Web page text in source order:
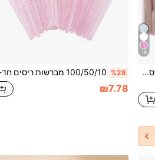
19
סט קפה 60/30/12/6/3/1 יחידות, מסמר גבות, סכין גילוח מקלפת, מסמר הסרת שיער גוף וסט פנים, כלי עיצוב גבות לנשים, מתאים לשימוש יומיומי או נסיעות, מתנה, עסקה, פריט חיוני לנסיעות %28
₪7.78